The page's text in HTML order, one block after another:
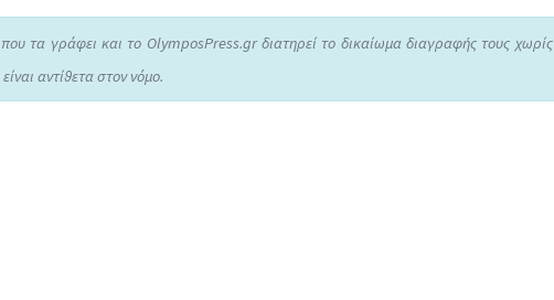
τα γράφει και το OlymposPress.gr διατηρεί το δικαίωμα διαγραφής τους χωρίς
αντίθετα στον νόμο.